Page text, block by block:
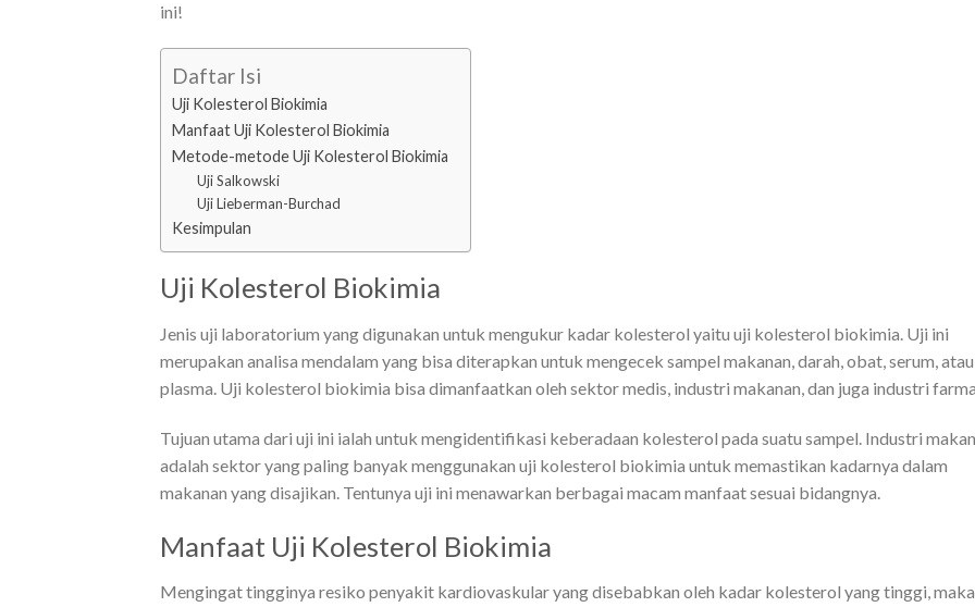
ini!
Daftar Isi
Uji Kolesterol Biokimia
Manfaat Uji Kolesterol Biokimia
Metode-metode Uji Kolesterol Biokimia
Uji Salkowski
Uji Lieberman-Burchad
Kesimpulan
Uji Kolesterol Biokimia
Jenis uji laboratorium yang digunakan untuk mengukur kadar kolesterol yaitu uji kolesterol biokimia. Uji ini
merupakan analisa mendalam yang bisa diterapkan untuk mengecek sampel makanan, darah, obat, serum, atau
plasma. Uji kolesterol biokimia bisa dimanfaatkan oleh sektor medis, industri makanan, dan juga industri
Tujuan utama dari uji ini ialah untuk mengidentifikasi keberadaan kolesterol pada suatu sampel. Industri
adalah sektor yang paling banyak menggunakan uji kolesterol biokimia untuk memastikan kadarnya dalam
makanan yang disajikan. Tentunya uji ini menawarkan berbagai macam manfaat sesuai bidangnya.
Manfaat Uji Kolesterol Biokimia
Mengingat tingginya resiko penyakit kardiovaskular yang disebabkan oleh kadar kolesterol yang tinggi, maka